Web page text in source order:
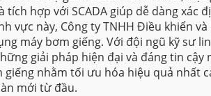
hợp với SCADA giúp dễ dàng xác
này, Công ty TNHH Điều khiển
máy bơm giếng. Với đội ngũ kỹ sư
giải pháp hiện đại và đáng tin
nhằm tối ưu hóa hiệu quả nhất
mới từ đầu.